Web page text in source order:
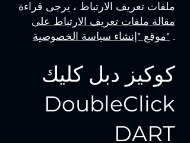
ملفات تعريف الارتباط ، يرجى قراءة
مقالة ملفات تعريف الارتباط على
موقع "إنشاء سياسة الخصوصية" .
كوكيز دبل كليك
DoubleClick
DART